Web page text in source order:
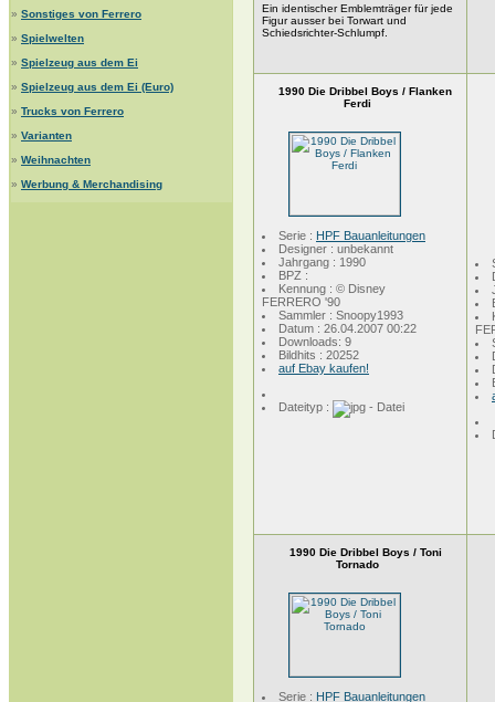
» Sonstiges von Ferrero
» Spielwelten
» Spielzeug aus dem Ei
» Spielzeug aus dem Ei (Euro)
» Trucks von Ferrero
» Varianten
» Weihnachten
» Werbung & Merchandising
Ein identischer Emblemträger für jede
Figur ausser bei Torwart und
Schiedsrichter-Schlumpf.
1990 Die Dribbel Boys / Flanken
Ferdi
Serie : HPF Bauanleitungen
Designer : unbekannt
Jahrgang : 1990
BPZ :
Kennung : © Disney
FERRERO '90
Sammler : Snoopy1993
Datum : 26.04.2007 00:22
Downloads: 9
Bildhits : 20252
auf Ebay kaufen!
Dateityp :
1990 Die Dribbel Boys / Toni
Tornado
Serie : HPF Bauanleitungen